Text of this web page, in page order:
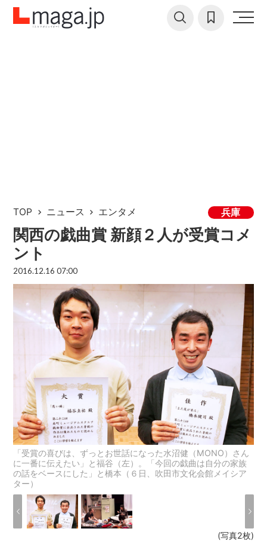
TOP ニュース エンタメ 兵庫
関西の戯曲賞 新顔２人が受賞コメ
ント
2016.12.16 07:00
「受賞の喜びは、ずっとお世話になった水沼健（MONO）さん
に一番に伝えたい」と福谷（左）。「今回の戯曲は自分の家族
の話をベースにした」と橋本（６日、吹田市文化会館メイシア
ター）
(写真2枚)